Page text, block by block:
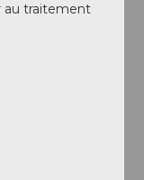
traitement